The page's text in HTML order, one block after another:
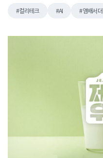
컬리테크 AI 앰배서더